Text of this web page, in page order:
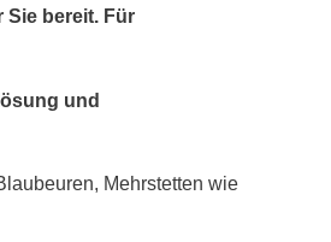
Sie bereit. Für
und
Mehrstetten wie